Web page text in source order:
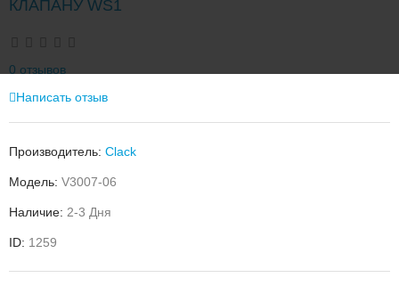
КЛАПАНУ WS1
0 отзывов
Написать отзыв
Производитель: Clack
Модель: V3007-06
Наличие: 2-3 Дня
ID: 1259